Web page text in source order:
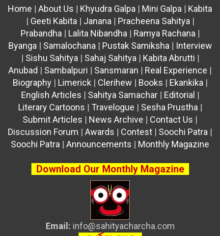
Home | About Us | Khyudra Galpa | Mini Galpa | Kabita
| Geeti Kabita | Janana | Pracheena Sahitya |
Prabandha | Lalita Nibandha | Ramya Rachana |
Byanga | Samalochana | Pustak Samiksha | Interview
| Sishu Sahitya | Sahaj Sahitya | Kabita Abrutti |
Anubad | Sambalpuri | Sansmaran | Real Experience |
Biography| Limerick | Clerihew | Books | Ekankika |
English Articles | Sahitya Samachar| Editorial |
Literary Cartoons | Travelogue | Sesha Prustha |
Submit Articles | News Archive | Contact Us |
Discussion Forum | Awards | Contest | Soochi Patra |
Soochi Patra | Announcements | Monthly Magazine
Download Our Monthly Magazine
Email: info@sahityacharcha.com